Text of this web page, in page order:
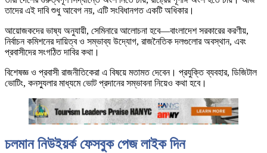
তাদের এই দাবি শুধু আবেগ নয়, এটি সংবিধানগত একটি অধিকার।
আয়োজকদের ভাষ্য অনুযায়ী, সেমিনারে আলোচনা হবে—বাংলাদেশ সরকারের করণীয়,
নির্বাচন কমিশনের দায়িত্ব ও সম্ভাব্য উদ্যোগ, রাজনৈতিক দলগুলোর অবস্থান, এবং
প্রবাসীদের সংগঠিত দাবির কথা।
বিশেষজ্ঞ ও প্রবাসী রাজনীতিকেরা এ বিষয়ে মতামত দেবেন। প্রযুক্তি ব্যবহার, ডিজিটাল
ভোটিং, কনস্যুলার মাধ্যমে ভোট প্রদানের সম্ভাবনা নিয়েও কথা হবে।
চলমান নিউইয়র্ক ফেসবুক পেজ লাইক দিন